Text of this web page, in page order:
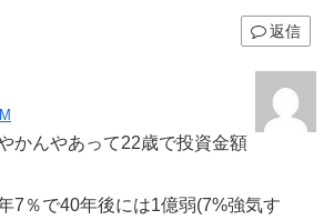
返信
かんやあって22歳で投資金額
7％で40年後には1億弱(7%強気す